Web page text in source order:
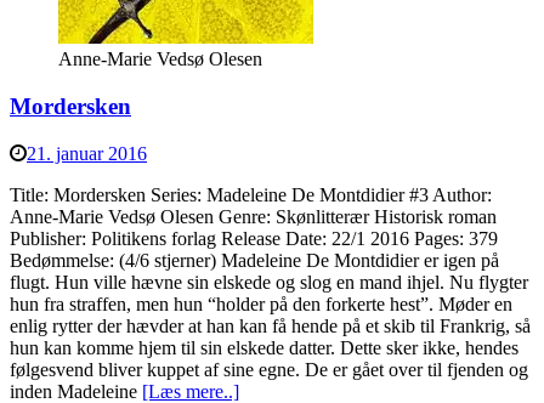
Anne-Marie Vedsø Olesen
Mordersken
21. januar 2016
Title: Mordersken Series: Madeleine De Montdidier #3 Author:
Anne-Marie Vedsø Olesen Genre: Skønlitterær Historisk roman
Publisher: Politikens forlag Release Date: 22/1 2016 Pages: 379
Bedømmelse: (4/6 stjerner) Madeleine De Montdidier er igen på
flugt. Hun ville hævne sin elskede og slog en mand ihjel. Nu flygter
hun fra straffen, men hun “holder på den forkerte hest”. Møder en
enlig rytter der hævder at han kan få hende på et skib til Frankrig, så
hun kan komme hjem til sin elskede datter. Dette sker ikke, hendes
følgesvend bliver kuppet af sine egne. De er gået over til fjenden og
inden Madeleine [Læs mere..]